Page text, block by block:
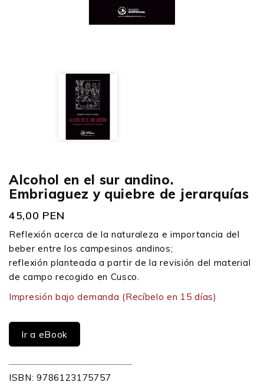
Alcohol en el sur andino.
Embriaguez y quiebre de jerarquías
45,00 PEN
Reflexión acerca de la naturaleza e importancia del
beber entre los campesinos andinos;
reflexión planteada a partir de la revisión del material
de campo recogido en Cusco.
Impresión bajo demanda (Recíbelo en 15 días)
Ir a eBook
ISBN: 9786123175757